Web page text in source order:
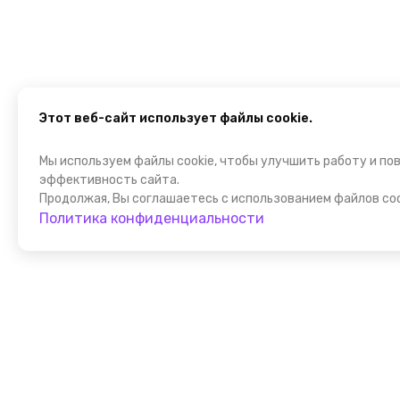
Этот веб-сайт использует файлы cookie.
Мы используем файлы cookie, чтобы улучшить работу и
эффективность сайта.
Продолжая, Вы соглашаетесь с использованием файлов
Политика конфиденциальности